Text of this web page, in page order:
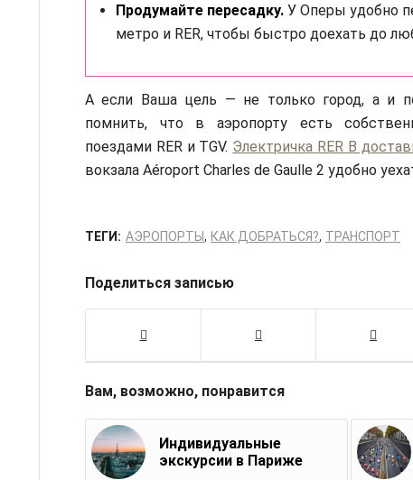
Продумайте пересадку. У Оперы удобно
метро и RER, чтобы быстро доехать до
А если Ваша цель — не только город, а и
помнить, что в аэропорту есть
поездами RER и TGV. Электричка RER B
вокзала Aéroport Charles de Gaulle 2 удобно
ТЕГИ: АЭРОПОРТЫ , КАК ДОБРАТЬСЯ?, ТРАНСПОРТ
Поделиться записью
Вам, возможно, понравится
Индивидуальные
экскурсии в Париже